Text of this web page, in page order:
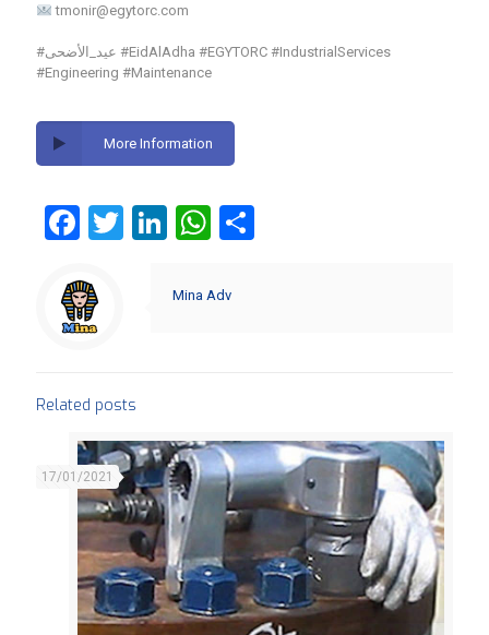
tmonir@egytorc.com
#عيد_الأضحى #EidAlAdha #EGYTORC #IndustrialServices
#Engineering #Maintenance
More Information
Facebook
Twitter
LinkedInWhatsApp
Mina Adv
Related posts
17/01/2021